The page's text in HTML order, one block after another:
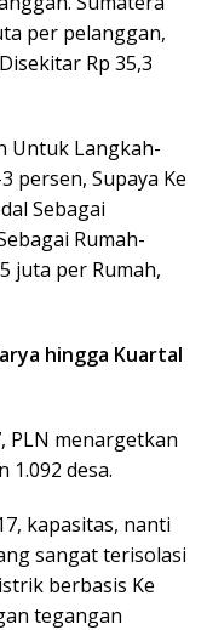
per pelanggan,
Rp 35,3
Untuk Langkah-
persen, Supaya Ke
Sebagai
Rumah-
juta per Rumah,
hingga Kuartal
PLN menargetkan
1.092 desa.
kapasitas, nanti
sangat terisolasi
berbasis Ke
tegangan